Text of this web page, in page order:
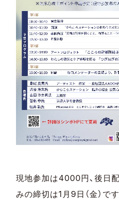
現地参加は4000円、後日
みの締切は1月9日（金）です